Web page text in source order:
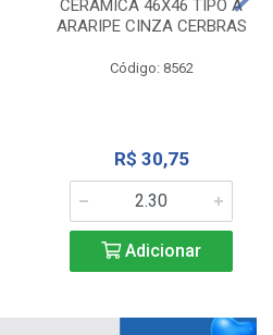
CERAMICA 46X46 TIPO A
ARARIPE CINZA CERBRAS
Código: 8562
R$ 30,75
Adicionar